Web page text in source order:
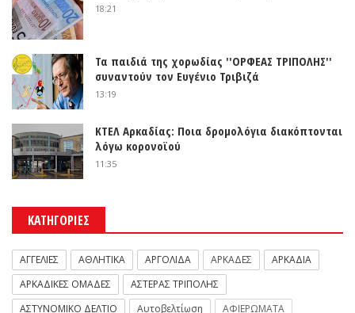
18:21
Τα παιδιά της χορωδίας ''ΟΡΦΕΑΣ ΤΡΙΠΟΛΗΣ''
συναντούν τον Ευγένιο Τριβιζά
13:19
ΚΤΕΛ Αρκαδίας: Ποια δρομολόγια διακόπτονται
λόγω κορονοϊού
11:35
ΚΑΤΗΓΟΡΙΕΣ
ΑΓΓΕΛΙΕΣ ΑΘΛΗΤΙΚΑ ΑΡΓΟΛΙΔΑ ΑΡΚΑΔΕΣ
ΑΡΚΑΔΙΑ
ΑΡΚΑΔΙΚΕΣ ΟΜΑΔΕΣ
ΑΣΤΕΡΑΣ ΤΡΙΠΟΛΗΣ
ΑΣΤΥΝΟΜΙΚΟ ΔΕΛΤΙΟ
Αυτοβελτίωση ΑΦΙΕΡΩΜΑΤΑ